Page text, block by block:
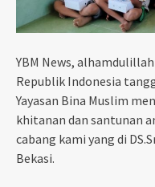
YBM News,
Republik Indonesia
Yayasan Bina Muslim
khitanan dan santunan
cabang kami yang di
Bekasi.